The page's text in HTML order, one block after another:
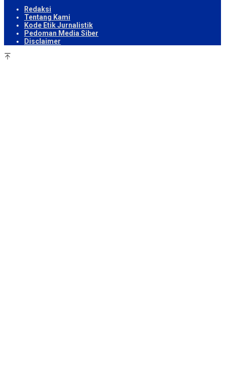
Redaksi
Tentang Kami
Kode Etik Jurnalistik
Pedoman Media Siber
Disclaimer